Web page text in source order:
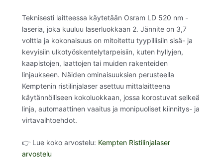
Teknisesti laitteessa käytetään Osram LD 520 nm -
laseria, joka kuuluu laserluokkaan 2. Jännite on 3,7
volttia ja kokonaisuus on mitoitettu tyypillisiin sisä- ja
kevyisiin ulkotyöskentelytarpeisiin, kuten hyllyjen,
kaapistojen, laattojen tai muiden rakenteiden
linjaukseen. Näiden ominaisuuksien perusteella
Kemptenin ristilinjalaser asettuu mittalaitteena
käytännölliseen kokoluokkaan, jossa korostuvat selkeä
linja, automaattinen vaaitus ja monipuoliset kiinnitys- ja
virtavaihtoehdot.
👉 Lue koko arvostelu: Kempten Ristilinjalaser
arvostelu